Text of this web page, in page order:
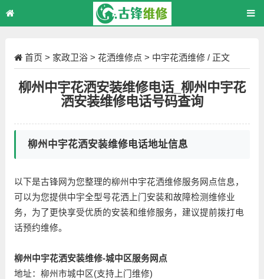
首页 > 家政卫浴> 花洒维修点 > 中宇花洒维修/ 正文
柳州中宇花洒安装维修电话_柳州中宇花
洒安装维修电话号码查询
柳州中宇花洒安装维修电话地址信息
以下是古锋网为您整理的柳州中宇花洒维修服务网点信息，
可以为您提供中宇全型号花洒上门安装和故障检测维修业
务，为了更快享受优质的安装和维修服务，建议提前拨打电
话预约维修。
柳州中宇花洒安装维修-城中区服务网点
地址：柳州市城中区(支持上门维修)